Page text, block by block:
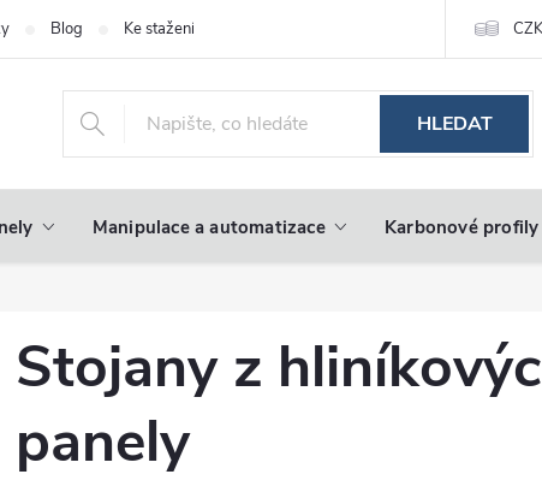
Blog Ke stažení CZK
HLEDAT
Manipulace a automatizace Karbonové profily
Stojany z
panely